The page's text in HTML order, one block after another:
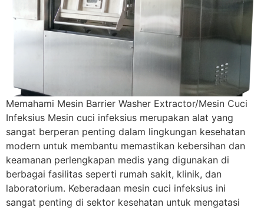
Memahami Mesin Barrier Washer Extractor/Mesin Cuci
Infeksius Mesin cuci infeksius merupakan alat yang
sangat berperan penting dalam lingkungan kesehatan
modern untuk membantu memastikan kebersihan dan
keamanan perlengkapan medis yang digunakan di
berbagai fasilitas seperti rumah sakit, klinik, dan
laboratorium. Keberadaan mesin cuci infeksius ini
sangat penting di sektor kesehatan untuk mengatasi